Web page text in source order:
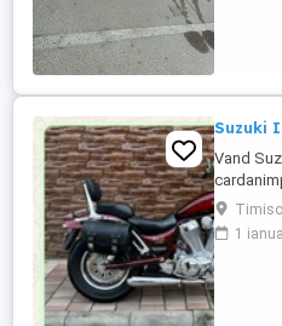
Suzuki
Vand
la
diferenta
1